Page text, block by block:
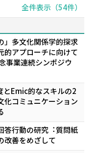
全件表示（54件）
」多文化関係学的探求
的アプローチに向けて
事業連続シンポジウ
とEmic的なスキルの2
化コミュニケーション
答⾏動の研究︓質問紙
改善をめざして